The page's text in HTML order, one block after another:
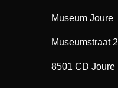
Museum Joure
Museumstraat 2
8501 CD Joure